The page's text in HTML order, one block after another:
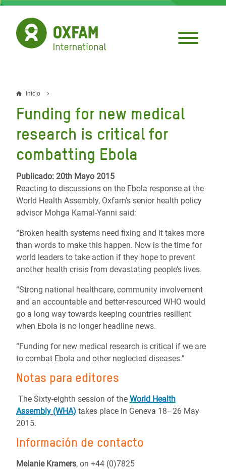
Pasar
contenido
principal
Sobrescribir
enlaces
de
ayuda
a
la
navegación
Inicio
Funding for new medical
research is critical for
combatting Ebola
Publicado: 20th Mayo 2015
Reacting to discussions on the Ebola response at the
World Health Assembly, Oxfam’s senior health policy
advisor Mohga Kamal-Yanni said:
“Broken health systems need fixing and it takes more
than words to make this happen. Now is the time for
world leaders to take action if they hope to prevent
another health crisis from devastating people’s lives.
“Strong national healthcare, community involvement
and an accountable and better-resourced WHO would
go a long way towards keeping countries resilient
when Ebola is no longer headline news.
“Funding for new medical research is critical if we are
to combat Ebola and other neglected diseases.”
Notas para editores
The Sixty-eighth session of the World Health
Assembly (WHA) takes place in Geneva 18–26 May
2015.
Información de contacto
Melanie Kramers, on +44 (0)7825